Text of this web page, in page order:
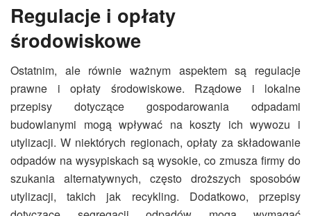
Regulacje i opłaty
środowiskowe
Ostatnim, ale równie ważnym aspektem są regulacje
prawne i opłaty środowiskowe. Rządowe i lokalne
przepisy dotyczące gospodarowania odpadami
budowlanymi mogą wpływać na koszty ich wywozu i
utylizacji. W niektórych regionach, opłaty za składowanie
odpadów na wysypiskach są wysokie, co zmusza firmy do
szukania alternatywnych, często droższych sposobów
utylizacji, takich jak recykling. Dodatkowo, przepisy